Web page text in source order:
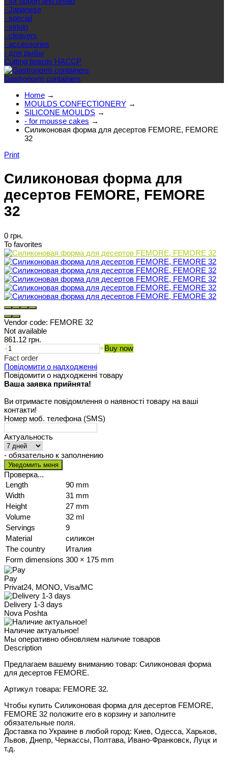
- Japanese
- special
- sirloin
- cleavers
- accessories
- для рыбы
Cutting boards HACCP
Gastronorm containers
Home →
MOULDS CONFECTIONERY →
SILICONE MOULDS →
- for mousse cakes →
Силиконовая форма для десертов FEMORE, FEMORE
32
Print
Силиконовая форма для
десертов FEMORE, FEMORE
32
0 грн.
To favorites
Vendor code: FEMORE 32
Not available
861.12 грн.
-
+Buy now
Fact order
Повідомити о надходженні
Повідомити о надходженні товару
Ваша заявка прийнята!
Ви отримаєте повідомлення о наявності товару на ваші
контакти!
Номер моб. телефона (SMS)
Актуальность
- обязательно к заполнению
Проверка...
Length
90 mm
Width
31 mm
Height
27 mm
Volume
32 ml
Servings
9
Material
силикон
The country
Италия
Form dimensions 300 × 175 mm
Pay
Privat24, MONO, Visa/MC
Delivery 1-3 days
Nova Poshta
Наличие актуальное!
Мы оперативно обновляем наличие товаров
Description
Предлагаем вашему вниманию товар: Силиконовая форма
для десертов FEMORE.
Артикул товара: FEMORE 32.
Чтобы купить Силиконовая форма для десертов FEMORE,
FEMORE 32 положите его в корзину и заполните
обязательные поля.
Доставка по Украине в любой город: Киев, Одесса, Харьков,
Львов, Днепр, Черкассы, Полтава, Ивано-Франковск, Луцк и
т.д.